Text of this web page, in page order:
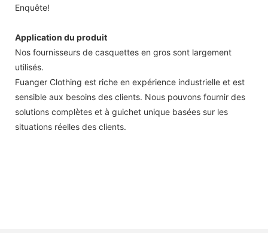
Enquête!
Application du produit
Nos fournisseurs de casquettes en gros sont largement
utilisés.
Fuanger Clothing est riche en expérience industrielle et est
sensible aux besoins des clients. Nous pouvons fournir des
solutions complètes et à guichet unique basées sur les
situations réelles des clients.